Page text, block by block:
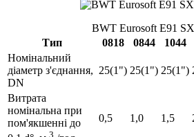
BWT Eurosoft E91
Тип
0818 0844 1044
Номінальний
діаметр з'єднання,
DN
25(1") 25(1") 25(1")
Витрата
номінальна при
пом'якшенні до
3
0,5 1,0 1,5